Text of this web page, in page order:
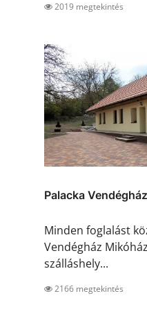
2019 megtekintés
Palacka
Minden foglalást
Vendégház
szálláshely...
2166 megtekintés